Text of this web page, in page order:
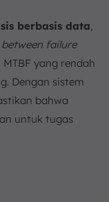
berbasis data,
failure
yang rendah
Dengan sistem
bahwa
untuk tugas